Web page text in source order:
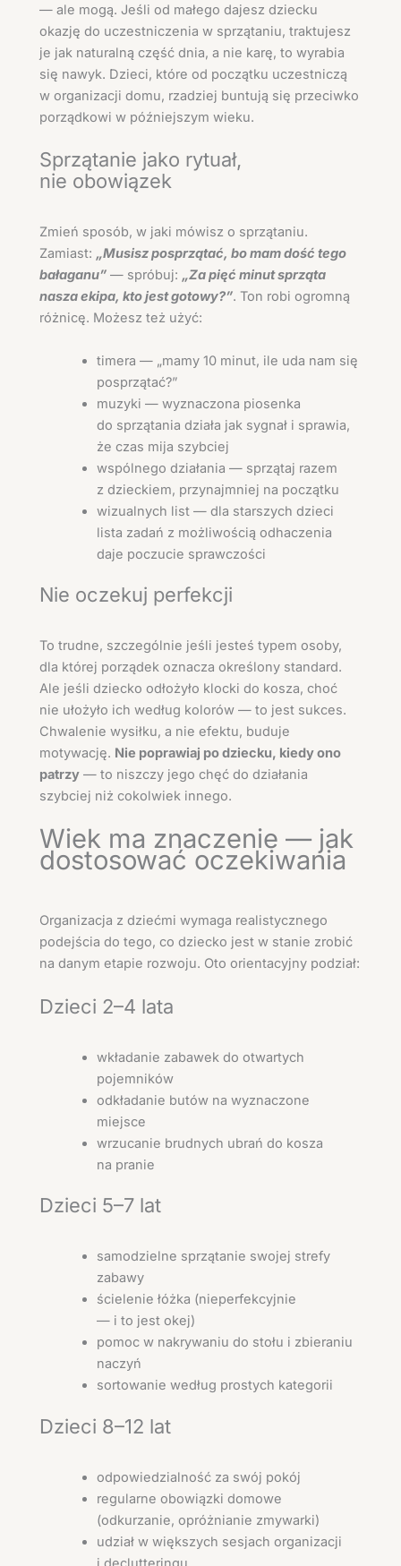
— ale mogą. Jeśli od małego dajesz dziecku
okazję do uczestniczenia w sprzątaniu, traktujesz
je jak naturalną część dnia, a nie karę, to wyrabia
się nawyk. Dzieci, które od początku uczestniczą
w organizacji domu, rzadziej buntują się przeciwko
porządkowi w późniejszym wieku.
Sprzątanie jako rytuał,
nie obowiązek
Zmień sposób, w jaki mówisz o sprzątaniu.
Zamiast: „Musisz posprzątać, bo mam dość tego
bałaganu” — spróbuj: „Za pięć minut sprząta
nasza ekipa, kto jest gotowy?”. Ton robi ogromną
różnicę. Możesz też użyć:
timera — „mamy 10 minut, ile uda nam się
posprzątać?”
muzyki — wyznaczona piosenka
do sprzątania działa jak sygnał i sprawia,
że czas mija szybciej
wspólnego działania — sprzątaj razem
z dzieckiem, przynajmniej na początku
wizualnych list — dla starszych dzieci
lista zadań z możliwością odhaczenia
daje poczucie sprawczości
Nie oczekuj perfekcji
To trudne, szczególnie jeśli jesteś typem osoby,
dla której porządek oznacza określony standard.
Ale jeśli dziecko odłożyło klocki do kosza, choć
nie ułożyło ich według kolorów — to jest sukces.
Chwalenie wysiłku, a nie efektu, buduje
motywację. Nie poprawiaj po dziecku, kiedy ono
patrzy — to niszczy jego chęć do działania
szybciej niż cokolwiek innego.
Wiek ma znaczenie — jak
dostosować oczekiwania
Organizacja z dziećmi wymaga realistycznego
podejścia do tego, co dziecko jest w stanie zrobić
na danym etapie rozwoju. Oto orientacyjny podział:
Dzieci 2–4 lata
wkładanie zabawek do otwartych
pojemników
odkładanie butów na wyznaczone
miejsce
wrzucanie brudnych ubrań do kosza
na pranie
Dzieci 5–7 lat
samodzielne sprzątanie swojej strefy
zabawy
ścielenie łóżka (nieperfekcyjnie
— i to jest okej)
pomoc w nakrywaniu do stołu i zbieraniu
naczyń
sortowanie według prostych kategorii
Dzieci 8–12 lat
odpowiedzialność za swój pokój
regularne obowiązki domowe
(odkurzanie, opróżnianie zmywarki)
udział w większych sesjach organizacji